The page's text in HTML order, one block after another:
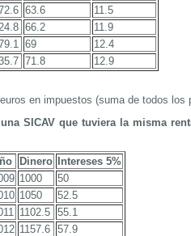
63.6
11.5
66.2
11.9
69
12.4
71.8 12.9
en impuestos (suma de todos los
SICAV que tuviera la misma
Dinero
Intereses 5%
1000
50
1050
52.5
1102.5
55.1
1157.6
57.9